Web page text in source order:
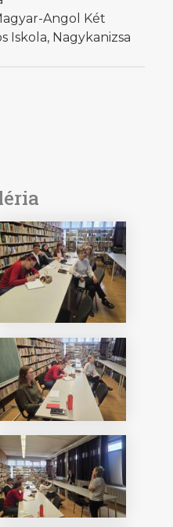
Angol Két
Iskola, Nagykanizsa